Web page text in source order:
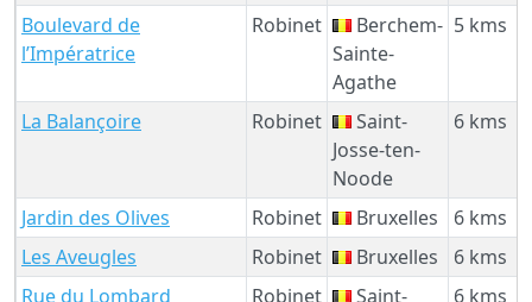
Boulevard de
l’Impératrice
Robinet
Berchem-
Sainte-
Agathe
5 kms
La Balançoire Robinet
Saint-
Josse-ten-
Noode
6 kms
Jardin des Olives Robinet Bruxelles
6 kms
Les Aveugles
Robinet Bruxelles
6 kms
Rue du Lombard
Robinet
Saint-
6 kms